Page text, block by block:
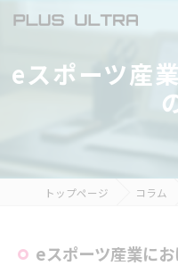
eスポーツ産
トップページ コラム
eスポーツ産業に